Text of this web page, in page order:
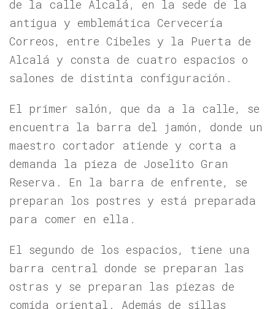
de la calle Alcalá, en la sede de la
antigua y emblemática Cervecería
Correos, entre Cibeles y la Puerta de
Alcalá y consta de cuatro espacios o
salones de distinta configuración.
El primer salón, que da a la calle, se
encuentra la barra del jamón, donde un
maestro cortador atiende y corta a
demanda la pieza de Joselito Gran
Reserva. En la barra de enfrente, se
preparan los postres y está preparada
para comer en ella.
El segundo de los espacios, tiene una
barra central donde se preparan las
ostras y se preparan las piezas de
comida oriental. Además de sillas